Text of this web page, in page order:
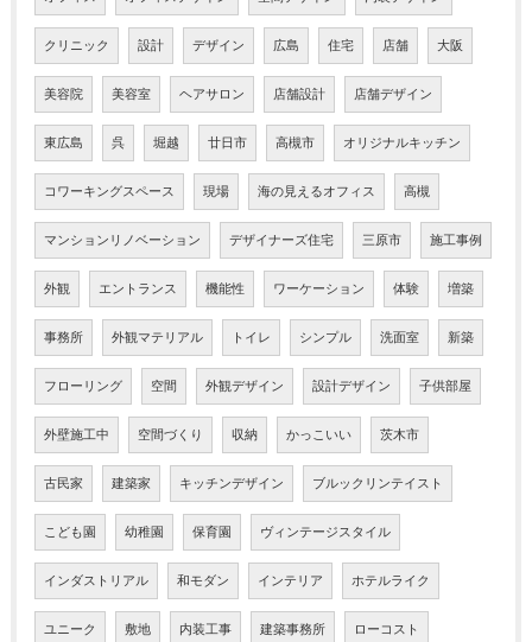
クリニック 設計 デザイン 広島 住宅 店舗 大阪
美容院 美容室 ヘアサロン 店舗設計 店舗デザイン
東広島 呉 堀越 廿日市 高槻市 オリジナルキッチン
コワーキングスペース 現場 海の見えるオフィス 高槻
マンションリノベーション デザイナーズ住宅 三原市 施工事例
外観 エントランス 機能性 ワーケーション 体験 増築
事務所 外観マテリアル トイレ シンプル 洗面室 新築
フローリング 空間 外観デザイン 設計デザイン 子供部屋
外壁施工中 空間づくり 収納 かっこいい 茨木市
古民家 建築家 キッチンデザイン ブルックリンテイスト
こども園 幼稚園 保育園 ヴィンテージスタイル
インダストリアル 和モダン インテリア ホテルライク
ユニーク 敷地 内装工事 建築事務所 ローコスト